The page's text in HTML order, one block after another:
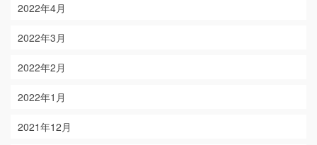
2022年4月
2022年3月
2022年2月
2022年1月
2021年12月